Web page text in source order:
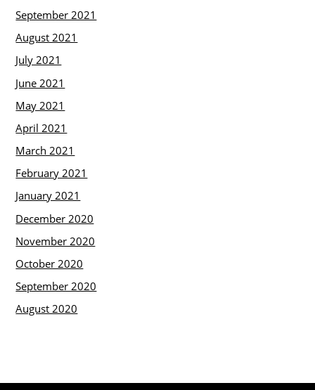
September 2021
August 2021
July 2021
June 2021
May 2021
April 2021
March 2021
February 2021
January 2021
December 2020
November 2020
October 2020
September 2020
August 2020